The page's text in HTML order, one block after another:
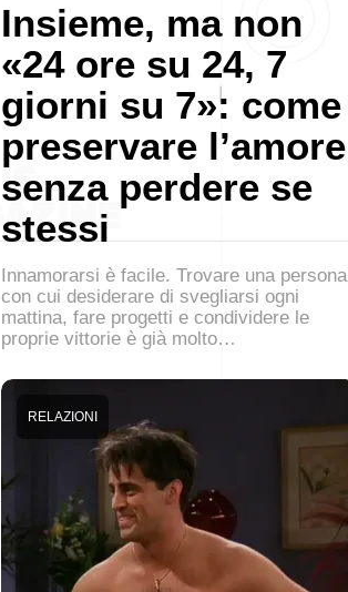
Insieme, ma non
«24 ore su 24, 7
giorni su 7»: come
preservare l’amore
senza perdere se
stessi
Innamorarsi è facile. Trovare una persona
con cui desiderare di svegliarsi ogni
mattina, fare progetti e condividere le
proprie vittorie è già molto…
RELAZIONI